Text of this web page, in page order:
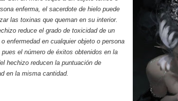
enferma, el sacerdote de hielo puede
las toxinas que queman en su interior.
reduce el grado de toxicidad de un
enfermedad en cualquier objeto o persona
pues el número de éxitos obtenidos en la
hechizo reducen la puntuación de
en la misma cantidad.